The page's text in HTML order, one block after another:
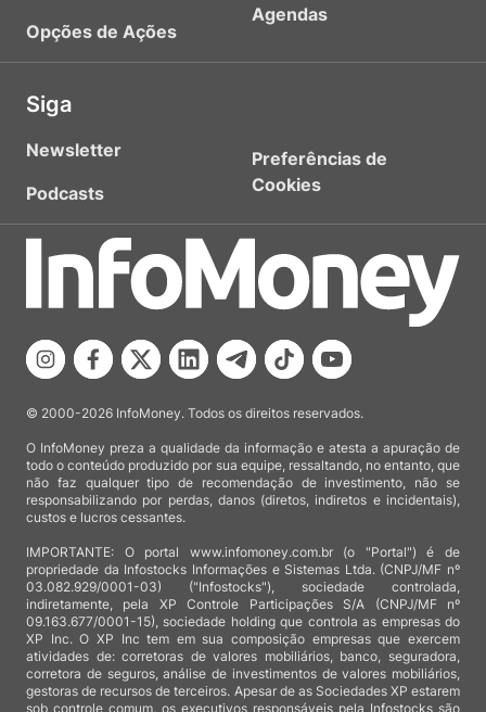
Opções de Ações
Agendas
Siga
Newsletter
Podcasts
Preferências de
Cookies
© 2000-2026 InfoMoney. Todos os direitos reservados.
O InfoMoney preza a qualidade da informação e atesta a apuração de
todo o conteúdo produzido por sua equipe, ressaltando, no entanto, que
não faz qualquer tipo de recomendação de investimento, não se
responsabilizando por perdas, danos (diretos, indiretos e incidentais),
custos e lucros cessantes.
IMPORTANTE: O portal www.infomoney.com.br (o "Portal") é de
propriedade da Infostocks Informações e Sistemas Ltda. (CNPJ/MF nº
03.082.929/0001-03) ("Infostocks"), sociedade controlada,
indiretamente, pela XP Controle Participações S/A (CNPJ/MF nº
09.163.677/0001-15), sociedade holding que controla as empresas do
XP Inc. O XP Inc tem em sua composição empresas que exercem
atividades de: corretoras de valores mobiliários, banco, seguradora,
corretora de seguros, análise de investimentos de valores mobiliários,
gestoras de recursos de terceiros. Apesar de as Sociedades XP estarem
sob controle comum, os executivos responsáveis pela Infostocks são